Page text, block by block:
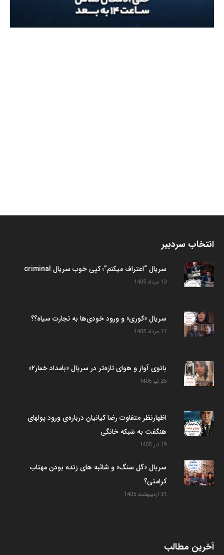
انتخاب سردبیر
سریال “اعتراف میکنم”؛ کپی خوب سریال criminal
13 مرداد 1405
سریال «کوری» و ورود خودی‌ها به تجارت سیاه؟؟
11 مرداد 1405
بانوی آواز و هوای تازه‌تر در سریال «بامداد خمار۲»
25 تیر 1405
اظهارنظر متفاوت رضا کیانیان درباره‌ی ورود پولهای
هنگفت به شبکه خانگی
19 تیر 1405
سریال «گل سنگ» و شائبه های زنده بودن مهتاب
کرامتی؟
31 اردیبهشت 1405
آخرین مطالب